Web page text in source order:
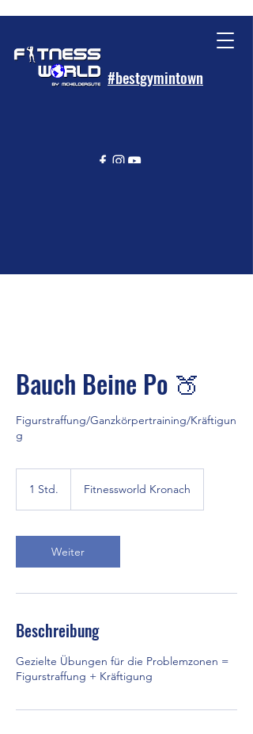
#bestgymintown
Bauch Beine Po 🍑
Figurstraffung/Ganzkörpertraining/Kräftigun
g
1 Std.
d
Fitnessworld Kronach
Weiter
Beschreibung
Gezielte Übungen für die Problemzonen =
Figurstraffung + Kräftigung